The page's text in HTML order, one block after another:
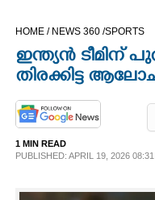
CINEMA
OPINION
PHOTOS
HOME / NEWS 360 /SPORTS
ഇന്ത്യന്‍ ടീമിന്
തിരക്കിട്ട
1 MIN READ
PUBLISHED: APRIL 19, 2026